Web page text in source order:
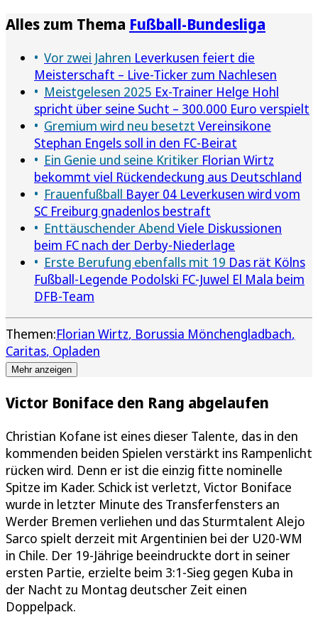
Alles zum Thema Fußball-Bundesliga
Vor zwei Jahren Leverkusen feiert die
Meisterschaft – Live-Ticker zum Nachlesen
Meistgelesen 2025 Ex-Trainer Helge Hohl
spricht über seine Sucht – 300.000 Euro verspielt
Gremium wird neu besetzt Vereinsikone
Stephan Engels soll in den FC-Beirat
Ein Genie und seine Kritiker Florian Wirtz
bekommt viel Rückendeckung aus Deutschland
Frauenfußball Bayer 04 Leverkusen wird vom
SC Freiburg gnadenlos bestraft
Enttäuschender Abend Viele Diskussionen
beim FC nach der Derby-Niederlage
Erste Berufung ebenfalls mit 19 Das rät Kölns
Fußball-Legende Podolski FC-Juwel El Mala beim
DFB-Team
Themen:Florian Wirtz Borussia Mönchengladbach
Caritas Opladen
Mehr anzeigen
Victor Boniface den Rang abgelaufen
Christian Kofane ist eines dieser Talente, das in den
kommenden beiden Spielen verstärkt ins Rampenlicht
rücken wird. Denn er ist die einzig fitte nominelle
Spitze im Kader. Schick ist verletzt, Victor Boniface
wurde in letzter Minute des Transferfensters an
Werder Bremen verliehen und das Sturmtalent Alejo
Sarco spielt derzeit mit Argentinien bei der U20-WM
in Chile. Der 19-Jährige beeindruckte dort in seiner
ersten Partie, erzielte beim 3:1-Sieg gegen Kuba in
der Nacht zu Montag deutscher Zeit einen
Doppelpack.